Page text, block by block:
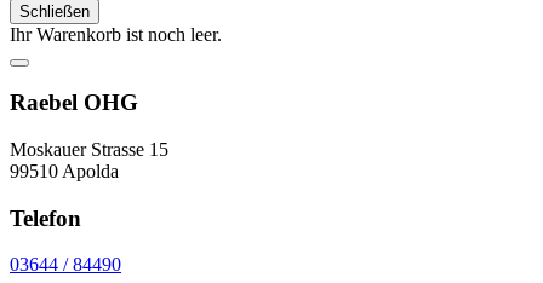
Schließen
Ihr Warenkorb ist noch leer.
Raebel OHG
Moskauer Strasse 15
99510 Apolda
Telefon
03644 / 84490